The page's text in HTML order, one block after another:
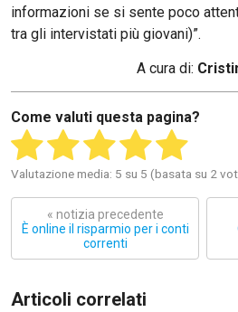
informazioni se si sente poco
tra gli intervistati più giovani)”.
A cura di:
Come valuti questa pagina?
Valutazione media: 5 su 5 (basata su 2
« notizia precedente
È online il risparmio per i conti
correnti
Articoli correlati